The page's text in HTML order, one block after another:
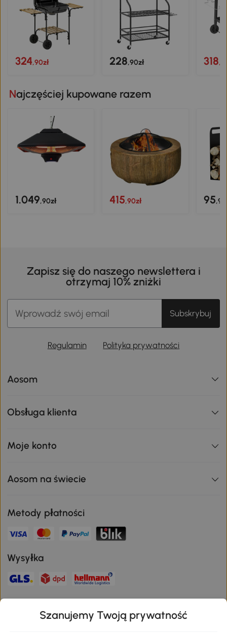
324,90zł 228,90zł 318
Najczęściej kupowane razem
1.049,90zł 415,90zł 95
Zapisz się do naszego newslettera i
otrzymaj 10% zniżki
Subskrybuj
Regulamin Polityka prywatności
Aosom
Obsługa klienta
Moje konto
Aosom na świecie
Metody płatności
Wysyłka
Szanujemy Twoją prywatność